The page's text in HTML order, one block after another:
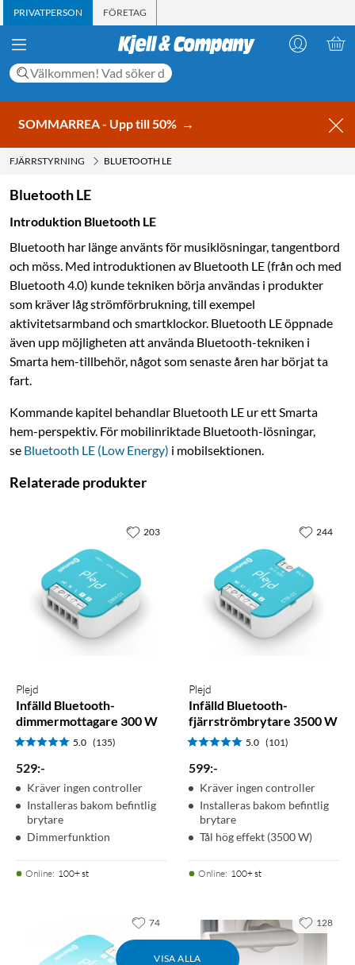
PRIVATPERSON FÖRETAG
SOMMARREA - Upp till 50% →
FJÄRRSTYRNING BLUETOOTH LE
Bluetooth LE
Introduktion Bluetooth LE
Bluetooth har länge använts för musiklösningar, tangentbord
och möss. Med introduktionen av Bluetooth LE (från och med
Bluetooth 4.0) kunde tekniken börja användas i produkter
som kräver låg strömförbrukning, till exempel
aktivitetsarmband och smartklockor. Bluetooth LE öppnade
även upp möjligheten att använda Bluetooth-tekniken i
Smarta hem-tillbehör, något som senaste åren har börjat ta
fart.
Kommande kapitel behandlar Bluetooth LE ur ett Smarta
hem-perspektiv. För mobilinriktade Bluetooth-lösningar,
se Bluetooth LE (Low Energy) i mobilsektionen.
Relaterade produkter
Plejd
Infälld Bluetooth-
dimmermottagare 300 W
5.0 (135)
529:-
Kräver ingen controller
Installeras bakom befintlig
brytare
Dimmerfunktion
Online: 100+ st
203
Plejd
Infälld Bluetooth-
fjärrströmbrytare 3500 W
5.0 (101)
599:-
Kräver ingen controller
Installeras bakom befintlig
brytare
Tål hög effekt (3500 W)
Online: 100+ st
244
VISA ALLA
74 128